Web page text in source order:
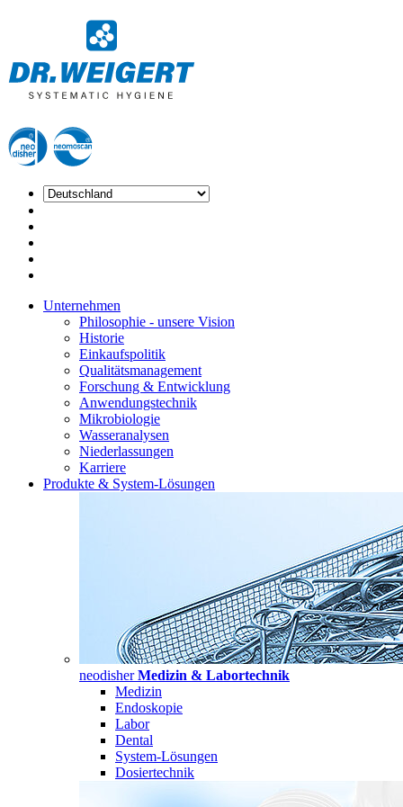
Unternehmen
Philosophie - unsere Vision
Historie
Einkaufspolitik
Qualitätsmanagement
Forschung & Entwicklung
Anwendungstechnik
Mikrobiologie
Wasseranalysen
Niederlassungen
Karriere
Produkte & System-Lösungen
neodisherMedizin & Labortechnik
Medizin
Endoskopie
Labor
Dental
System-Lösungen
Dosiertechnik